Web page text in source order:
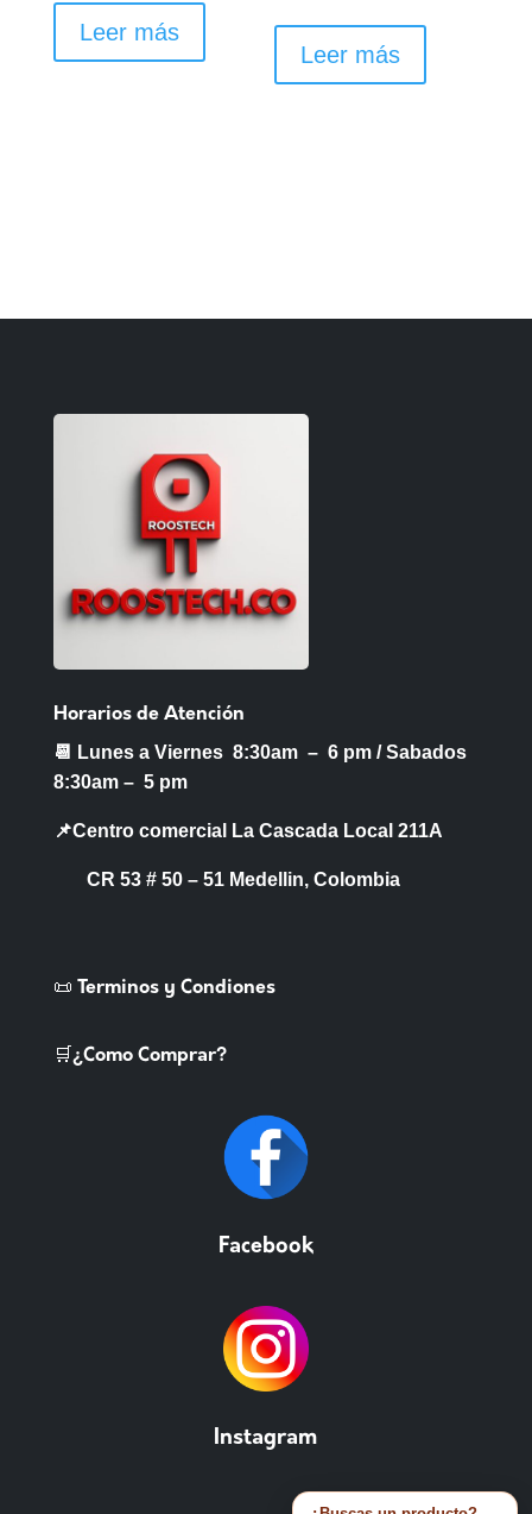
Leer más
Leer más
Horarios de Atención
📆 Lunes a Viernes 8:30am – 6 pm /Sabados
8:30am – 5 pm
📌Centro comercial La Cascada Local 211A
CR 53 # 50 – 51 Medellin, Colombia
📜 Terminos y Condiones
🛒¿Como Comprar?
Facebook
Instagram